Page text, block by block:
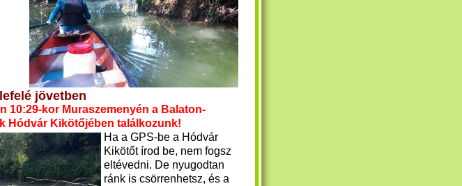
jövetben
10:29-kor Muraszemenyén a Balaton-
Hódvár Kikötőjében találkozunk!
Ha a GPS-be a Hódvár
Kikötőt írod be, nem fogsz
eltévedni. De nyugodtan
ránk is csörrenhetsz, és a